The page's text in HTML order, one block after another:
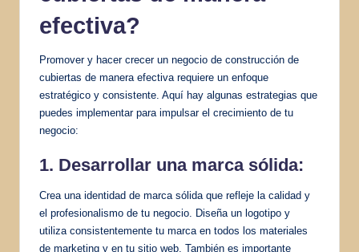
efectiva?
Promover y hacer crecer un negocio de construcción de
cubiertas de manera efectiva requiere un enfoque
estratégico y consistente. Aquí hay algunas estrategias que
puedes implementar para impulsar el crecimiento de tu
negocio:
1. Desarrollar una marca sólida:
Crea una identidad de marca sólida que refleje la calidad y
el profesionalismo de tu negocio. Diseña un logotipo y
utiliza consistentemente tu marca en todos los materiales
de marketing y en tu sitio web. También es importante